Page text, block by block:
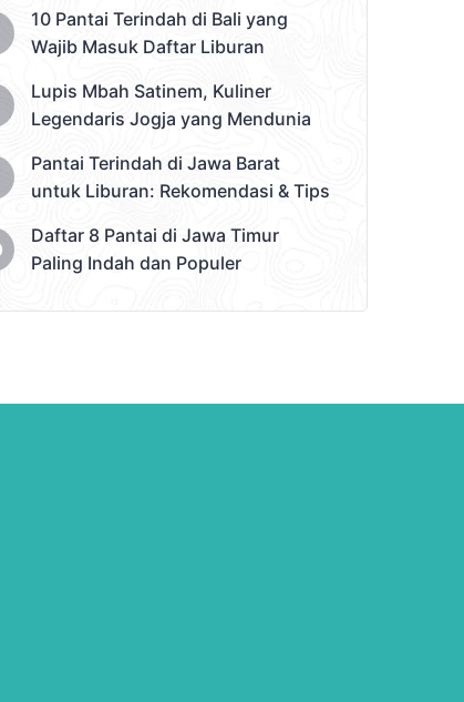
10 Pantai Terindah di Bali yang
Wajib Masuk Daftar Liburan
Lupis Mbah Satinem, Kuliner
Legendaris Jogja yang Mendunia
Pantai Terindah di Jawa Barat
untuk Liburan: Rekomendasi & Tips
Daftar 8 Pantai di Jawa Timur
Paling Indah dan Populer